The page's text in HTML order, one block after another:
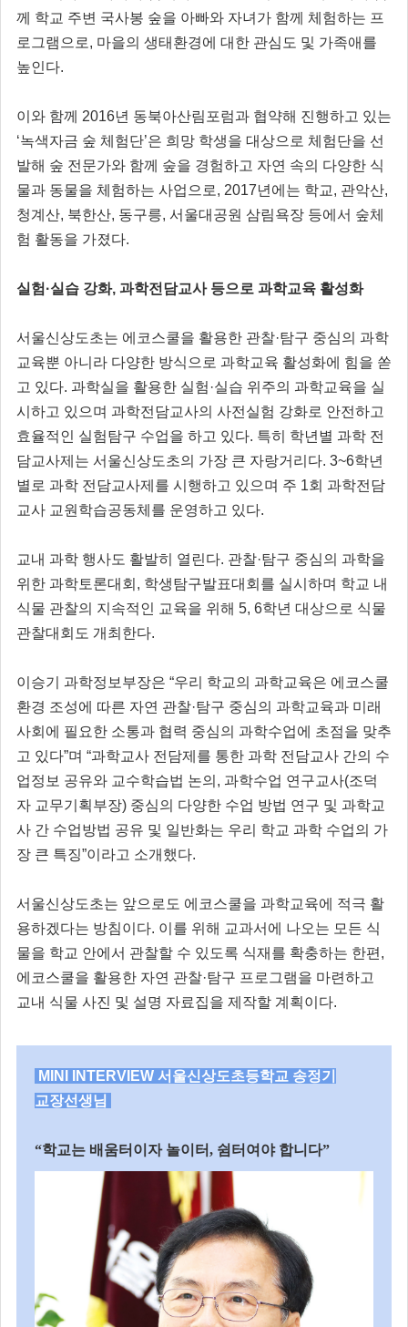
께 학교 주변 국사봉 숲을 아빠와 자녀가 함께 체험하는 프
로그램으로, 마을의 생태환경에 대한 관심도 및 가족애를
높인다.
이와 함께 2016년 동북아산림포럼과 협약해 진행하고 있는
‘녹색자금 숲 체험단’은 희망 학생을 대상으로 체험단을 선
발해 숲 전문가와 함께 숲을 경험하고 자연 속의 다양한 식
물과 동물을 체험하는 사업으로, 2017년에는 학교, 관악산,
청계산, 북한산, 동구릉, 서울대공원 삼림욕장 등에서 숲체
험 활동을 가졌다.
실험·실습 강화, 과학전담교사 등으로 과학교육 활성화
서울신상도초는 에코스쿨을 활용한 관찰·탐구 중심의 과학
교육뿐 아니라 다양한 방식으로 과학교육 활성화에 힘을 쏟
고 있다. 과학실을 활용한 실험·실습 위주의 과학교육을 실
시하고 있으며 과학전담교사의 사전실험 강화로 안전하고
효율적인 실험탐구 수업을 하고 있다. 특히 학년별 과학 전
담교사제는 서울신상도초의 가장 큰 자랑거리다. 3~6학년
별로 과학 전담교사제를 시행하고 있으며 주 1회 과학전담
교사 교원학습공동체를 운영하고 있다.
교내 과학 행사도 활발히 열린다. 관찰·탐구 중심의 과학을
위한 과학토론대회, 학생탐구발표대회를 실시하며 학교 내
식물 관찰의 지속적인 교육을 위해 5, 6학년 대상으로 식물
관찰대회도 개최한다.
이승기 과학정보부장은 “우리 학교의 과학교육은 에코스쿨
환경 조성에 따른 자연 관찰·탐구 중심의 과학교육과 미래
사회에 필요한 소통과 협력 중심의 과학수업에 초점을 맞추
고 있다”며 “과학교사 전담제를 통한 과학 전담교사 간의 수
업정보 공유와 교수학습법 논의, 과학수업 연구교사(조덕
자 교무기획부장) 중심의 다양한 수업 방법 연구 및 과학교
사 간 수업방법 공유 및 일반화는 우리 학교 과학 수업의 가
장 큰 특징”이라고 소개했다.
서울신상도초는 앞으로도 에코스쿨을 과학교육에 적극 활
용하겠다는 방침이다. 이를 위해 교과서에 나오는 모든 식
물을 학교 안에서 관찰할 수 있도록 식재를 확충하는 한편,
에코스쿨을 활용한 자연 관찰·탐구 프로그램을 마련하고
교내 식물 사진 및 설명 자료집을 제작할 계획이다.
MINI INTERVIEW 서울신상도초등학교 송정기
교장선생님
“학교는 배움터이자 놀이터, 쉼터여야 합니다”